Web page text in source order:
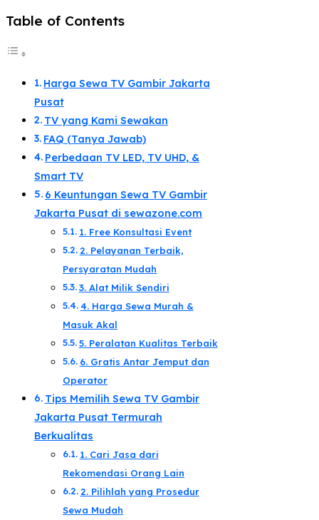
Table of Contents
Harga Sewa TV Gambir Jakarta
Pusat
TV yang Kami Sewakan
FAQ (Tanya Jawab)
Perbedaan TV LED, TV UHD, &
Smart TV​
6 Keuntungan Sewa TV Gambir
Jakarta Pusat di sewazone.com​
1. Free Konsultasi Event
2. Pelayanan Terbaik,
Persyaratan Mudah​
3. Alat Milik Sendiri​
​4. Harga Sewa Murah &
Masuk Akal​
5. Peralatan Kualitas Terbaik​
6. Gratis Antar Jemput dan
Operator​
Tips Memilih Sewa TV Gambir
Jakarta Pusat Termurah
Berkualitas​
1. Cari Jasa dari
Rekomendasi Orang Lain​
2. Pilihlah yang Prosedur
Sewa Mudah​